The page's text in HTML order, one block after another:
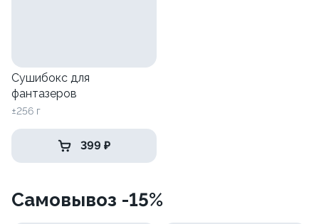
Сушибокс для
фантазеров
±256 г
399 ₽
Самовывоз -15%